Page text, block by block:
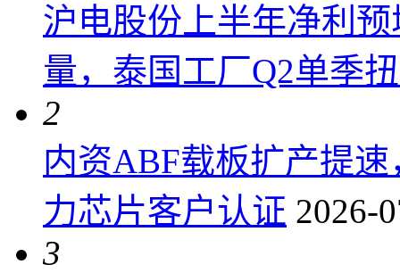
沪电股份上半年净利
量，泰国工厂Q2单季
2
内资ABF载板扩产提
力芯片客户认证 2026-
3